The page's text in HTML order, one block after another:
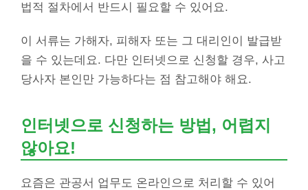
법적 절차에서 반드시 필요할 수 있어요.
이 서류는 가해자, 피해자 또는 그 대리인이 발급받
을 수 있는데요. 다만 인터넷으로 신청할 경우, 사고
당사자 본인만 가능하다는 점 참고해야 해요.
인터넷으로 신청하는 방법, 어렵지
않아요!
요즘은 관공서 업무도 온라인으로 처리할 수 있어